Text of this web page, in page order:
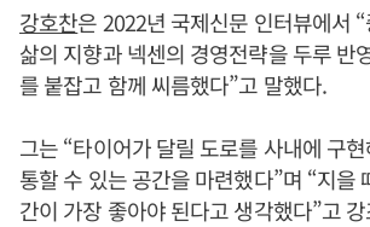
강호찬은 2022년 국제신문 인터뷰에서
삶의 지향과 넥센의 경영전략을 두루 반
를 붙잡고 함께 씨름했다”고 말했다.
그는 “타이어가 달릴 도로를 사내에 구
통할 수 있는 공간을 마련했다”며 “지을
간이 가장 좋아야 된다고 생각했다”고